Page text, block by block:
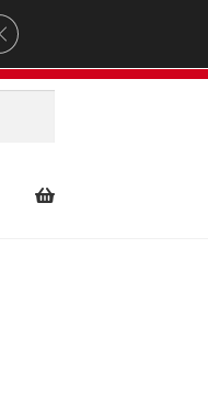
GDPR Cookie Banner